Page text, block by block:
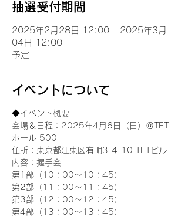
抽選受付期間
2025年2月28日 12:00 – 2025年3月
04日 12:00
予定
イベントについて
◆イベント概要
会場＆日程：2025年4月6日（日）＠TFT
ホール 500
住所：東京都江東区有明3-4-10 TFTビル
内容：握手会
第1部（10：00～10：45）
第2部（11：00～11：45）
第3部（12：00～12：45）
第4部（13：00～13：45）